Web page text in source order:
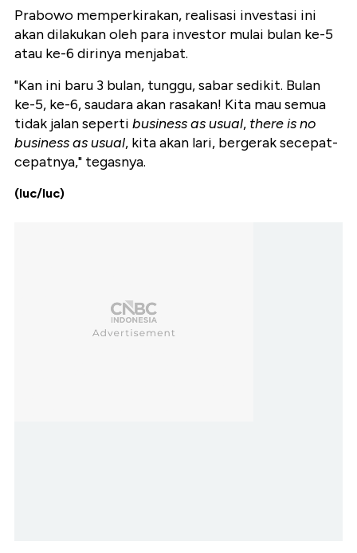
Prabowo memperkirakan, realisasi investasi ini
akan dilakukan oleh para investor mulai bulan ke-5
atau ke-6 dirinya menjabat.
"Kan ini baru 3 bulan, tunggu, sabar sedikit. Bulan
ke-5, ke-6, saudara akan rasakan! Kita mau semua
tidak jalan seperti business as usual, there is no
business as usual, kita akan lari, bergerak secepat-
cepatnya," tegasnya.
(luc/luc)